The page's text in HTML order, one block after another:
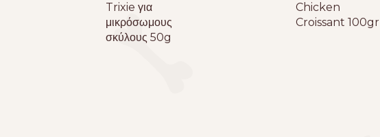
Trixie για
μικρόσωμους
σκύλους 50g
Chicken
Croissant 100gr